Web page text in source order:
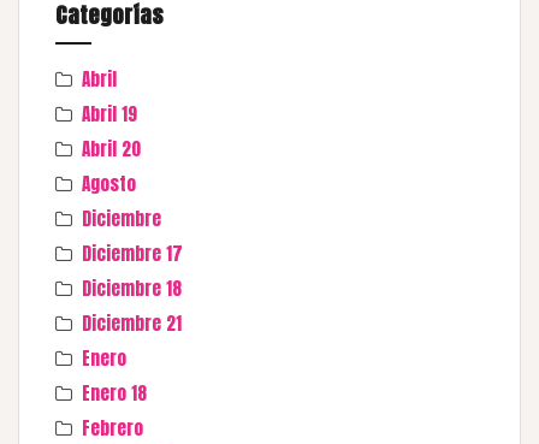
Categorías
Abril
Abril 19
Abril 20
Agosto
Diciembre
Diciembre 17
Diciembre 18
Diciembre 21
Enero
Enero 18
Febrero